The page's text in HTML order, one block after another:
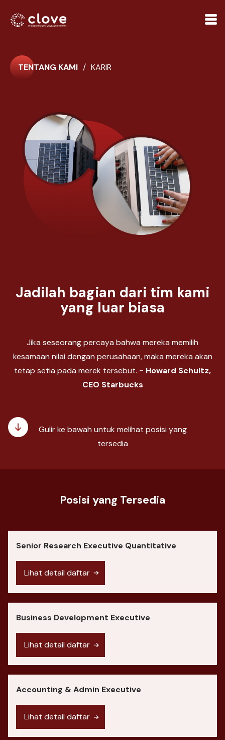
TENTANG KAMI / KARIR
Jadilah bagian dari tim kami
yang luar biasa
Jika seseorang percaya bahwa mereka memilih
kesamaan nilai dengan perusahaan, maka mereka akan
tetap setia pada merek tersebut. - Howard Schultz,
CEO Starbucks
Gulir ke bawah untuk melihat posisi yang
tersedia
Posisi yang Tersedia
Senior Research Executive Quantitative
Lihat detail daftar
Business Development Executive
Lihat detail daftar
Accounting & Admin Executive
Lihat detail daftar